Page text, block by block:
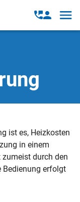
Open
modal
Open
ist es, Heizkosten
in einem
zumeist durch den
Bedienung erfolgt